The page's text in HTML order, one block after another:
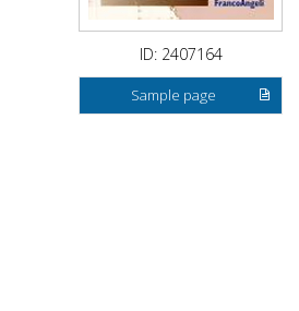
ID: 2407164
Sample page